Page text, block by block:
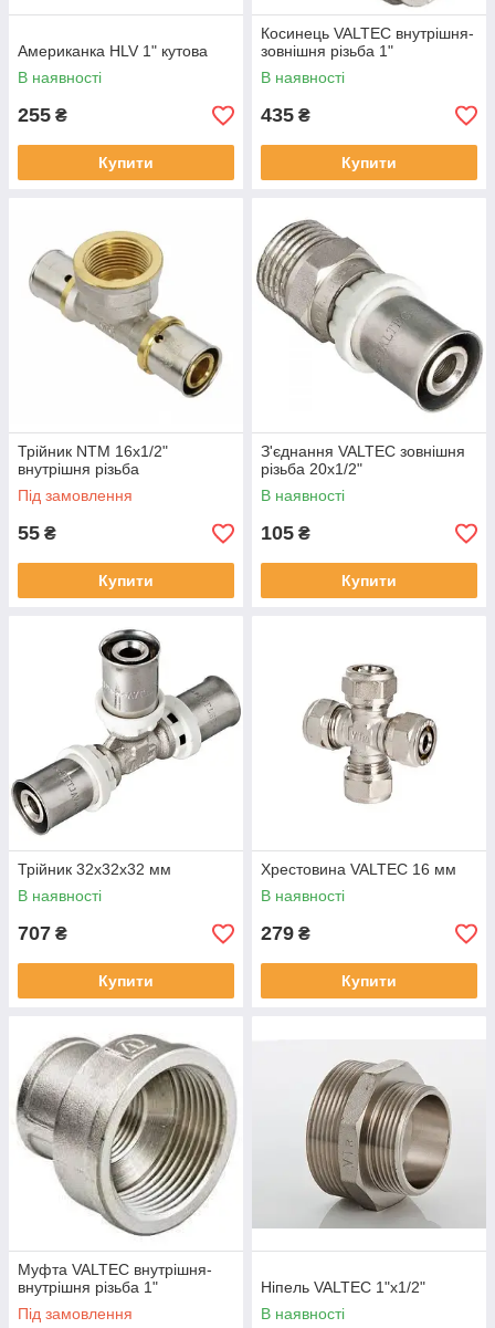
Американка HLV 1" кутова
В наявності
255 ₴
Купити
Косинець VALTEC внутрішня-
зовнішня різьба 1"
В наявності
435 ₴
Купити
Трійник NTM 16х1/2"
внутрішня різьба
Під замовлення
55 ₴
Купити
З'єднання VALTEC зовнішня
різьба 20х1/2"
В наявності
105 ₴
Купити
Трійник 32х32х32 мм
В наявності
707 ₴
Купити
Хрестовина VALTEC 16 мм
В наявності
279 ₴
Купити
Муфта VALTEC внутрішня-
внутрішня різьба 1"
Під замовлення
Ніпель VALTEC 1"х1/2"
В наявності